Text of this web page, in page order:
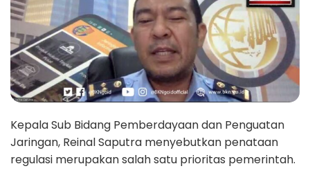
Kepala Sub Bidang Pemberdayaan dan Penguatan
Jaringan, Reinal Saputra menyebutkan penataan
regulasi merupakan salah satu prioritas pemerintah.